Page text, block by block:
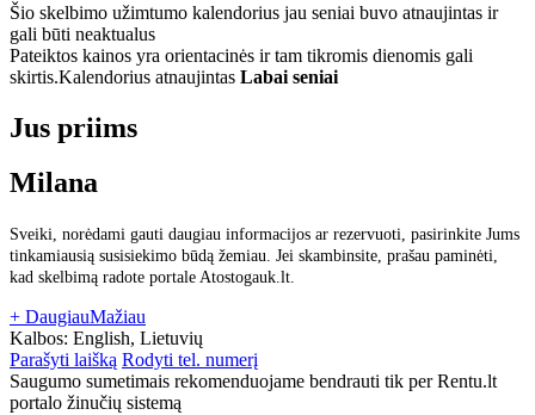
Šio skelbimo užimtumo kalendorius jau seniai buvo atnaujintas ir
gali būti neaktualus
Pateiktos kainos yra orientacinės ir tam tikromis dienomis gali
skirtis.Kalendorius atnaujintas Labai seniai
Jus priims
Milana
Sveiki, norėdami gauti daugiau informacijos ar rezervuoti, pasirinkite Jums
tinkamiausią susisiekimo būdą žemiau. Jei skambinsite, prašau paminėti,
kad skelbimą radote portale Atostogauk.lt.
+ DaugiauMažiau
Kalbos: English, Lietuvių
Parašyti laišką Rodyti tel. numerį
Saugumo sumetimais rekomenduojame bendrauti tik per Rentu.lt
portalo žinučių sistemą